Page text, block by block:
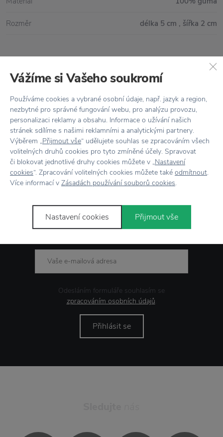
Vrácení zbožído 30 dnů
7500+ produktůna výběr
Showroom ve Zlíně
Rozměr délka 5 cm , šířka 2 cm
Novinky e-mailem
Odesláním formuláře souhlasím se
zpracováním osobních údajů.
Přihlásit se
Vážíme si Vašeho soukromí
Používáme cookies a vybrané osobní údaje, např. jazyk a region,
nezbytné pro správné fungování webu, pro analýzu provozu,
personalizaci reklamy a obsahu. Informace o užívání našich
stránek sdílíme s našimi reklamními a analytickými partnery.
Výběrem „Přijmout vše“ udělujete souhlas se zpracováním všech
volitelných druhů cookies pro tyto zmíněné účely. Spravovat
či blokovat jednotlivé druhy cookies můžete v „Nastavení
cookies“. Zpracování volitelných cookies můžete také odmítnout.
Více informací v Zásadách používání souborů cookies.
Nastavení cookies Přijmout vše